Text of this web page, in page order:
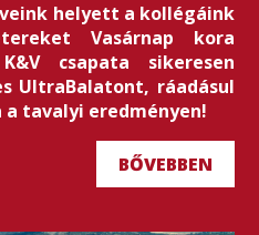
helyett a kollégáink
Vasárnap kora
csapata sikeresen
UltraBalatont, ráadásul
tavalyi eredményen!
BŐVEBBEN